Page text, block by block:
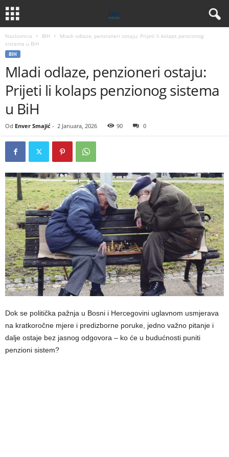
Naslovnica BIH
Mladi odlaze, penzioneri ostaju: Prijeti li kolaps penzionog
sistema u BiH
BIH
Mladi odlaze, penzioneri ostaju:
Prijeti li kolaps penzionog sistema
u BiH
Od Enver Smajić - 2 Januara, 2026 90 0
Dok se politička pažnja u Bosni i Hercegovini uglavnom usmjerava
na kratkoročne mjere i predizborne poruke, jedno važno pitanje i
dalje ostaje bez jasnog odgovora – ko će u budućnosti puniti
penzioni sistem?